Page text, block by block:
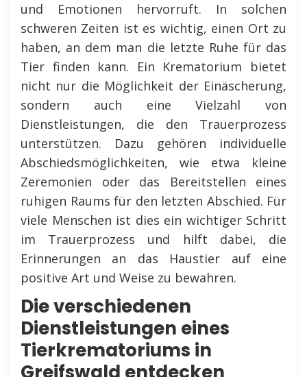
und Emotionen hervorruft. In solchen
schweren Zeiten ist es wichtig, einen Ort zu
haben, an dem man die letzte Ruhe für das
Tier finden kann. Ein Krematorium bietet
nicht nur die Möglichkeit der Einäscherung,
sondern auch eine Vielzahl von
Dienstleistungen, die den Trauerprozess
unterstützen. Dazu gehören individuelle
Abschiedsmöglichkeiten, wie etwa kleine
Zeremonien oder das Bereitstellen eines
ruhigen Raums für den letzten Abschied. Für
viele Menschen ist dies ein wichtiger Schritt
im Trauerprozess und hilft dabei, die
Erinnerungen an das Haustier auf eine
positive Art und Weise zu bewahren.
Die verschiedenen
Dienstleistungen eines
Tierkrematoriums in